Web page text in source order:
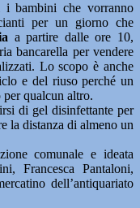
bambini che vorranno
per un giorno che
a partire dalle ore 10,
bancarella per vendere
Lo scopo è anche
e del riuso perché un
qualcun altro.
di gel disinfettante per
la distanza di almeno un
comunale e ideata
Francesca Pantaloni,
dell’antiquariato